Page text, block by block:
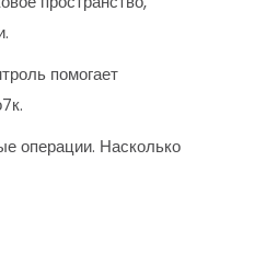
помогает
операции. Насколько